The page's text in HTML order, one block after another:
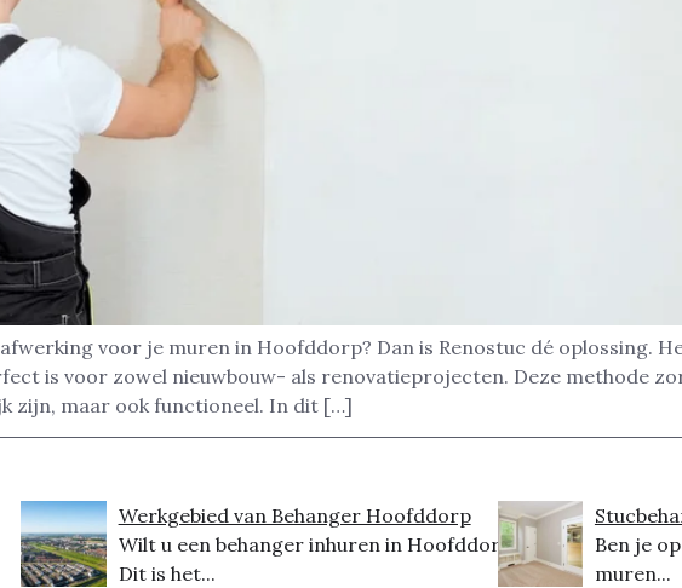
voor je muren in Hoofddorp? Dan is Renostuc dé oplossing.
is voor zowel nieuwbouw- als renovatieprojecten. Deze methode
zijn, maar ook functioneel. In dit […]
Werkgebied van Behanger Hoofddorp
Wilt u een behanger inhuren in Hoofddorp?
Dit is het...
Ben je
muren...